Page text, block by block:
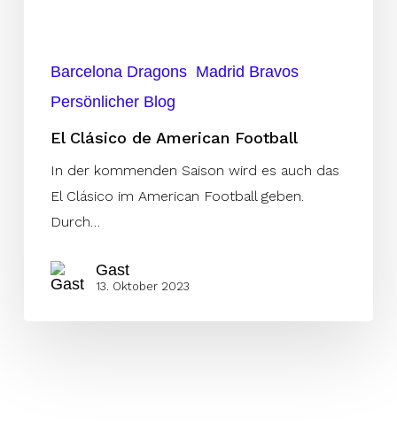
Barcelona Dragons Madrid Bravos
Persönlicher Blog
El Clásico de American Football
In der kommenden Saison wird es auch das
El Clásico im American Football geben.
Durch…
Gast
13. Oktober 2023